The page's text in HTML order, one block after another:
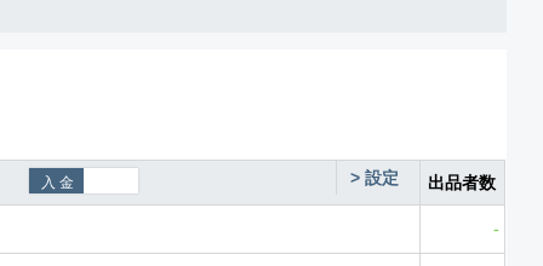
> 設定 出品者数
-